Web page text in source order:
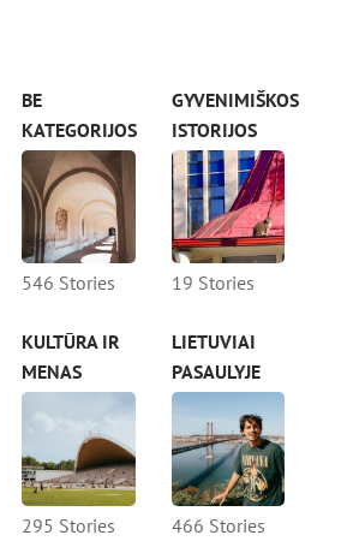
BE
KATEGORIJOS
546 Stories
GYVENIMIŠKOS
ISTORIJOS
19 Stories
KULTŪRA IR
MENAS
295 Stories
LIETUVIAI
PASAULYJE
466 Stories